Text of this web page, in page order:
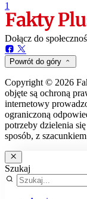
1
Dołącz do
Powrót do góry
Copyright © 2026
objęte są ochroną
internetowy
ograniczoną
potrzeby dzielenia
sposób, z
Szukaj